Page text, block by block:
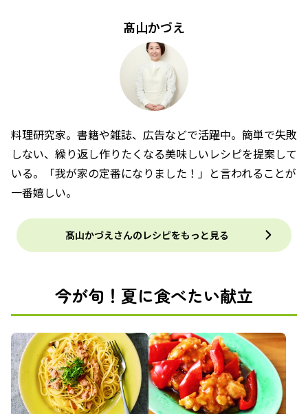
髙山かづえ
料理研究家。書籍や雑誌、広告などで活躍中。簡単で失敗
しない、繰り返し作りたくなる美味しいレシピを提案して
いる。「我が家の定番になりました！」と言われることが
一番嬉しい。
髙山かづえさんのレシピをもっと見る
今が旬！夏に食べたい献立